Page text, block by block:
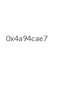
0x4a94cae7